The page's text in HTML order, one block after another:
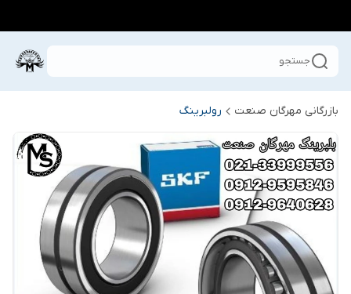
جستجو
بازرگانی مهرگان صنعت رولبرینگ